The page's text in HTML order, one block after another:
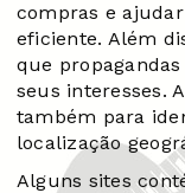
compras e
eficiente. Além
que
seus interesses.
também para
localização
Alguns sites